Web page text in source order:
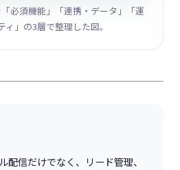
必須機能」「連携・データ」「運
ィ」の3層で整理した図。
配信だけでなく、リード管理、